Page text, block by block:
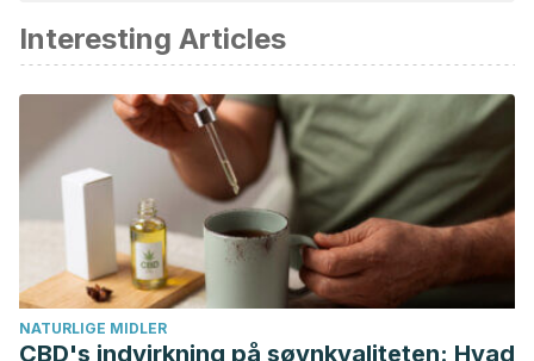
Carrera Hernández A. Beneficios del deporte en la salud.
Trabajo fin de Grado en Enfermería. Universidad de
Navarra.
Ferrari N. Making one change – getting more fiber – can
help with weight loss. Harvard Medical School. Febrero
2015.
Kamil, A., & Chen, C. Y. O. (2012). Health benefits of
almonds beyond cholesterol reduction. Journal of
Agricultural and Food Chemistry.
https://doi.org/10.1021/jf2044795
Interesting Articles
NATURLIGE MIDLER
CBD's indvirkning på søvnkvaliteten: Hvad